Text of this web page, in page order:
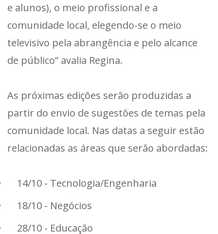
e alunos), o meio profissional e a
comunidade local, elegendo-se o meio
televisivo pela abrangência e pelo alcance
de público” avalia Regina.
As próximas edições serão produzidas a
partir do envio de sugestões de temas pela
comunidade local. Nas datas a seguir estão
relacionadas as áreas que serão abordadas:
14/10 - Tecnologia/Engenharia
18/10 - Negócios
28/10 - Educação